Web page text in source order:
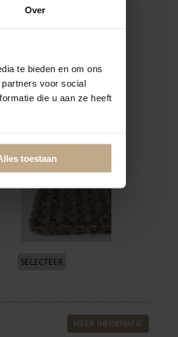
Over
te bieden en om ons
voor social
die u aan ze heeft
toestaan
SELECTEER
SELECTEER
MEER INFORMATIE